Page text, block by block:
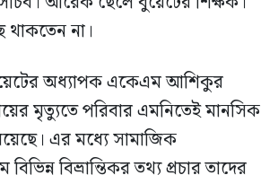
থাকতেন না।
অধ্যাপক একেএম আশিকুর
মৃত্যুতে পরিবার এমনিতেই মানসিক
এর মধ্যে সামাজিক
বিভ্রান্তিকর তথ্য প্রচার তাদের